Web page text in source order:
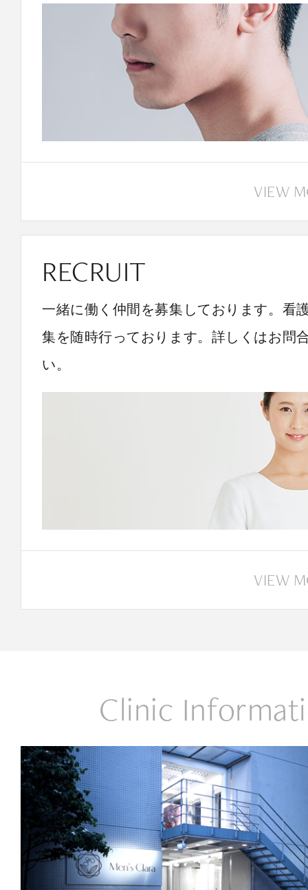
VIEW
RECRUIT
一緒に働く仲間を募集しております。看
集を随時行っております。詳しくはお問
い。
VIEW
Clinic